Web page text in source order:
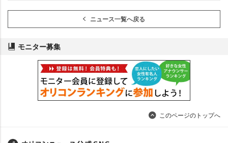
ニュース一覧へ戻る
モニター募集
このページのトップへ